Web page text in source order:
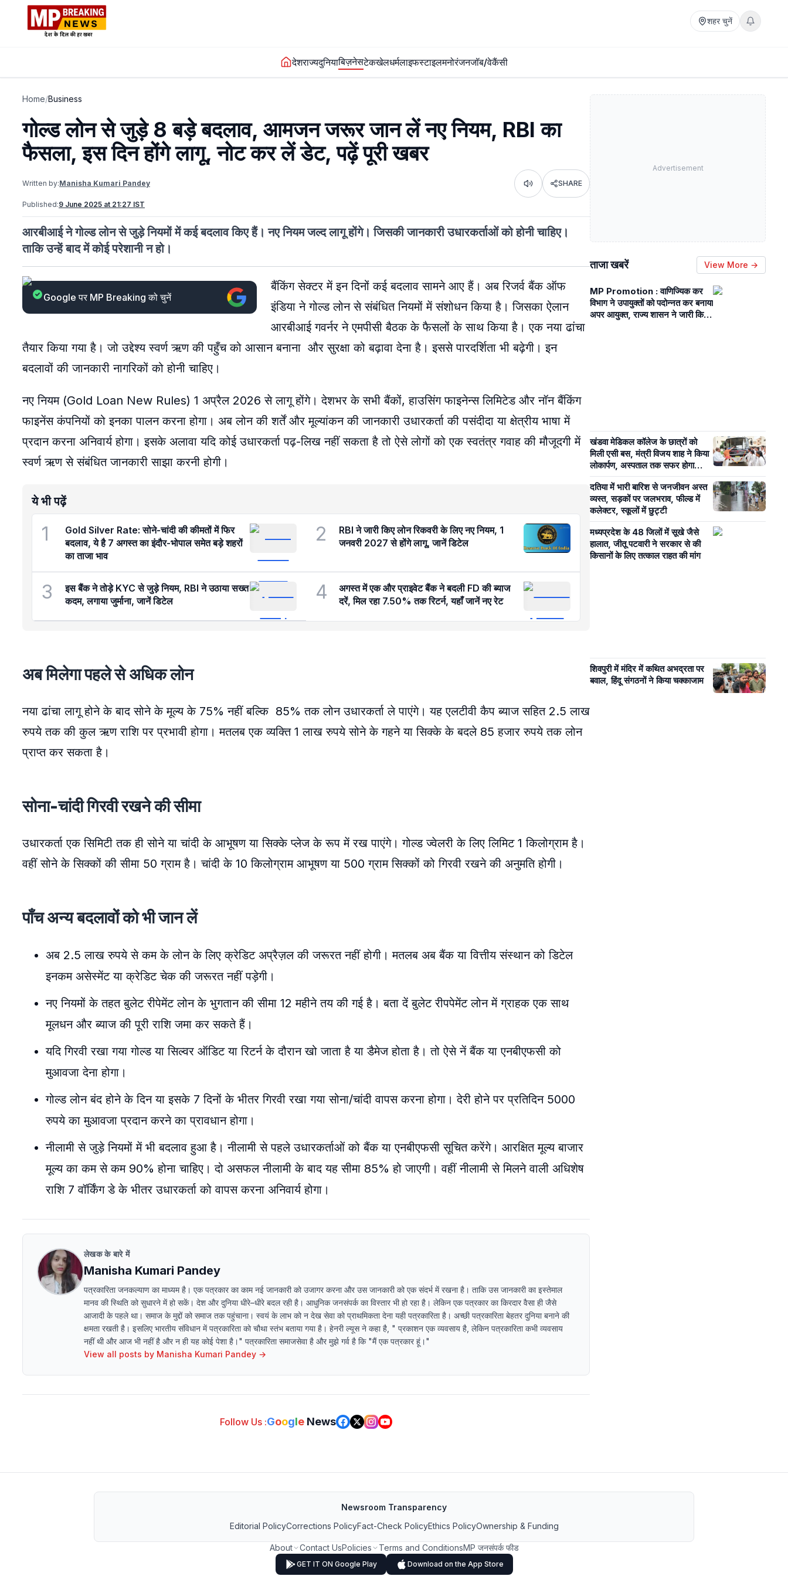
शहर चुनें
देशराज्यदुनियाबिज़नेसटेकखेलधर्मलाइफस्टाइलमनोरंजनजॉब/वेकैंसी
Home/Business
गोल्ड लोन से जुड़े 8 बड़े बदलाव, आमजन जरूर जान लें नए नियम, RBI का
फैसला, इस दिन होंगे लागू, नोट कर लें डेट, पढ़ें पूरी खबर
Written by:Manisha Kumari Pandey Listen SHARE
Published:9 June 2025 at 21:27 IST
आरबीआई ने गोल्ड लोन से जुड़े नियमों में कई बदलाव किए हैं। नए नियम जल्द लागू होंगे। जिसकी जानकारी उधारकर्ताओं को होनी चाहिए।
ताकि उन्हें बाद में कोई परेशानी न हो।
Google पर MP Breaking को चुनें
बैंकिंग सेक्टर में इन दिनों कई बदलाव सामने आए हैं। अब रिजर्व बैंक ऑफ
इंडिया ने गोल्ड लोन से संबंधित नियमों में संशोधन किया है। जिसका ऐलान
आरबीआई गवर्नर ने एमपीसी बैठक के फैसलों के साथ किया है। एक नया ढांचा
तैयार किया गया है। जो उद्देश्य स्वर्ण ऋण की पहुँच को आसान बनाना और सुरक्षा को बढ़ावा देना है। इससे पारदर्शिता भी बढ़ेगी। इन
बदलावों की जानकारी नागरिकों को होनी चाहिए।
नए नियम (Gold Loan New Rules) 1 अप्रैल 2026 से लागू होंगे। देशभर के सभी बैंकों, हाउसिंग फाइनेन्स लिमिटेड और नॉन बैंकिंग
फाइनेंस कंपनियों को इनका पालन करना होगा। अब लोन की शर्तें और मूल्यांकन की जानकारी उधारकर्ता की पसंदीदा या क्षेत्रीय भाषा में
प्रदान करना अनिवार्य होगा। इसके अलावा यदि कोई उधारकर्ता पढ़-लिख नहीं सकता है तो ऐसे लोगों को एक स्वतंत्र गवाह की मौजूदगी में
स्वर्ण ऋण से संबंधित जानकारी साझा करनी होगी।
ये भी पढ़ें
1
Gold Silver Rate: सोने-चांदी की कीमतों में फिर
बदलाव, ये है 7 अगस्त का इंदौर-भोपाल समेत बड़े शहरों
का ताजा भाव
2
RBI ने जारी किए लोन रिकवरी के लिए नए नियम, 1
जनवरी 2027 से होंगे लागू, जानें डिटेल
3
इस बैंक ने तोड़े KYC से जुड़े नियम, RBI ने उठाया सख्त
कदम, लगाया जुर्माना, जानें डिटेल
4
अगस्त में एक और प्राइवेट बैंक ने बदली FD की ब्याज
दरें, मिल रहा 7.50% तक रिटर्न, यहाँ जानें नए रेट
अब मिलेगा पहले से अधिक लोन
नया ढांचा लागू होने के बाद सोने के मूल्य के 75% नहीं बल्कि 85% तक लोन उधारकर्ता ले पाएंगे। यह एलटीवी कैप ब्याज सहित 2.5 लाख
रुपये तक की कुल ऋण राशि पर प्रभावी होगा। मतलब एक व्यक्ति 1 लाख रुपये सोने के गहने या सिक्के के बदले 85 हजार रुपये तक लोन
प्राप्त कर सकता है।
सोना-चांदी गिरवी रखने की सीमा
उधारकर्ता एक सिमिटी तक ही सोने या चांदी के आभूषण या सिक्के प्लेज के रूप में रख पाएंगे। गोल्ड ज्वेलरी के लिए लिमिट 1 किलोग्राम है।
वहीं सोने के सिक्कों की सीमा 50 ग्राम है। चांदी के 10 किलोग्राम आभूषण या 500 ग्राम सिक्कों को गिरवी रखने की अनुमति होगी।
पाँच अन्य बदलावों को भी जान लें
अब 2.5 लाख रुपये से कम के लोन के लिए क्रेडिट अप्रैज़ल की जरूरत नहीं होगी। मतलब अब बैंक या वित्तीय संस्थान को डिटेल
इनकम असेस्मेंट या क्रेडिट चेक की जरूरत नहीं पड़ेगी।
नए नियमों के तहत बुलेट रीपेमेंट लोन के भुगतान की सीमा 12 महीने तय की गई है। बता दें बुलेट रीपपेमेंट लोन में ग्राहक एक साथ
मूलधन और ब्याज की पूरी राशि जमा कर सकते हैं।
यदि गिरवी रखा गया गोल्ड या सिल्वर ऑडिट या रिटर्न के दौरान खो जाता है या डैमेज होता है। तो ऐसे नें बैंक या एनबीएफसी को
मुआवजा देना होगा।
गोल्ड लोन बंद होने के दिन या इसके 7 दिनों के भीतर गिरवी रखा गया सोना/चांदी वापस करना होगा। देरी होने पर प्रतिदिन 5000
रुपये का मुआवजा प्रदान करने का प्रावधान होगा।
नीलामी से जुड़े नियमों में भी बदलाव हुआ है। नीलामी से पहले उधारकर्ताओं को बैंक या एनबीएफसी सूचित करेंगे। आरक्षित मूल्य बाजार
मूल्य का कम से कम 90% होना चाहिए। दो असफल नीलामी के बाद यह सीमा 85% हो जाएगी। वहीं नीलामी से मिलने वाली अधिशेष
राशि 7 वॉर्किंग डे के भीतर उधारकर्ता को वापस करना अनिवार्य होगा।
लेखक के बारे में
Manisha Kumari Pandey
पत्रकारिता जनकल्याण का माध्यम है। एक पत्रकार का काम नई जानकारी को उजागर करना और उस जानकारी को एक संदर्भ में रखना है। ताकि उस जानकारी का इस्तेमाल
मानव की स्थिति को सुधारने में हो सकें। देश और दुनिया धीरे–धीरे बदल रही है। आधुनिक जनसंपर्क का विस्तार भी हो रहा है। लेकिन एक पत्रकार का किरदार वैसा ही जैसे
आजादी के पहले था। समाज के मुद्दों को समाज तक पहुंचाना। स्वयं के लाभ को न देख सेवा को प्राथमिकता देना यही पत्रकारिता है। अच्छी पत्रकारिता बेहतर दुनिया बनाने की
क्षमता रखती है। इसलिए भारतीय संविधान में पत्रकारिता को चौथा स्तंभ बताया गया है। हेनरी ल्यूस ने कहा है, " प्रकाशन एक व्यवसाय है, लेकिन पत्रकारिता कभी व्यवसाय
नहीं थी और आज भी नहीं है और न ही यह कोई पेशा है।" पत्रकारिता समाजसेवा है और मुझे गर्व है कि "मैं एक पत्रकार हूं।"
View all posts by Manisha Kumari Pandey →
Follow Us :Google News
Advertisement
ताजा खबरें View More →
MP Promotion : वाणिज्यिक कर
विभाग ने उपायुक्तों को पदोन्नत कर बनाया
अपर आयुक्त, राज्य शासन ने जारी किये
खंडवा मेडिकल कॉलेज के छात्रों को
मिली एसी बस, मंत्री विजय शाह ने किया
लोकार्पण, अस्पताल तक सफर होगा
आसान
दतिया में भारी बारिश से जनजीवन अस्त
व्यस्त, सड़कों पर जलभराव, फील्ड में
कलेक्टर, स्कूलों में छुट्टी
मध्यप्रदेश के 48 जिलों में सूखे जैसे
हालात, जीतू पटवारी ने सरकार से की
किसानों के लिए तत्काल राहत की मांग
शिवपुरी में मंदिर में कथित अभद्रता पर
बवाल, हिंदू संगठनों ने किया चक्काजाम
Newsroom Transparency
Editorial PolicyCorrections PolicyFact-Check PolicyEthics PolicyOwnership & Funding
About Contact UsPolicies Terms and ConditionsMP जनसंपर्क फीड
GET IT ON Google Play Download on the App Store